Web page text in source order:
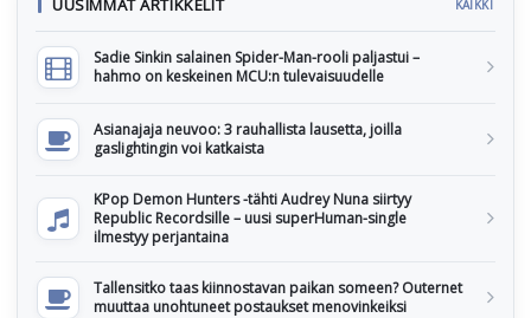
UUSIMMAT ARTIKKELIT KAIKKI
Sadie Sinkin salainen Spider-Man-rooli paljastui –
hahmo on keskeinen MCU:n tulevaisuudelle
Asianajaja neuvoo: 3 rauhallista lausetta, joilla
gaslightingin voi katkaista
KPop Demon Hunters -tähti Audrey Nuna siirtyy
Republic Recordsille – uusi superHuman-single
ilmestyy perjantaina
Tallensitko taas kiinnostavan paikan someen? Outernet
muuttaa unohtuneet postaukset menovinkeiksi